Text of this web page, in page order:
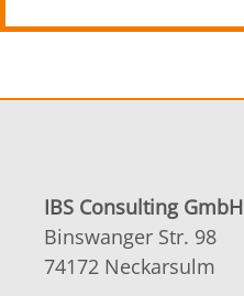
IBS Consulting GmbH
Binswanger Str. 98
74172 Neckarsulm